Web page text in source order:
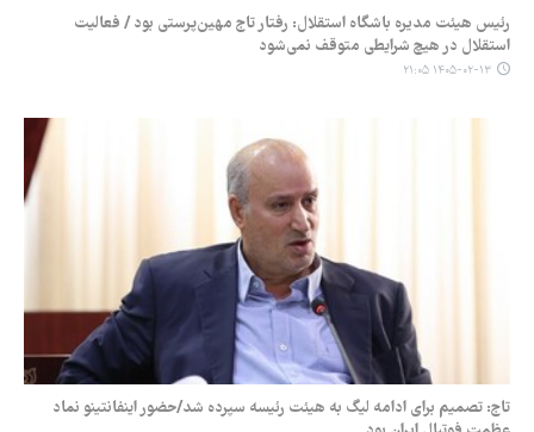
رئیس هیئت مدیره باشگاه استقلال: رفتار تاج مهین‌پرستی بود / فعالیت
استقلال در هیچ شرایطی متوقف نمی‌شود
۱۴۰۵-۰۲-۱۳ ۲۱:۰۵
تاج: تصمیم برای ادامه لیگ به هیئت رئیسه سپرده شد/حضور اینفانتینو نماد